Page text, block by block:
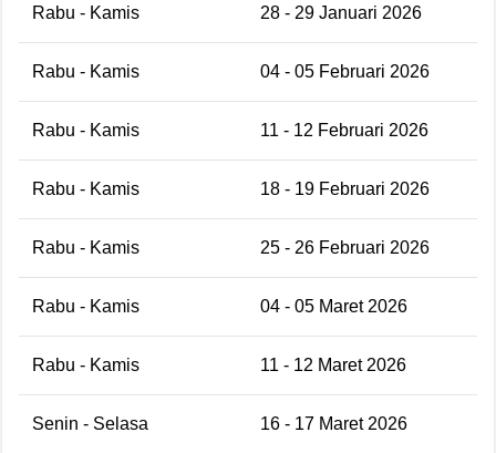
Rabu - Kamis 28 - 29 Januari 2026
Rabu - Kamis 04 - 05 Februari 2026
Rabu - Kamis 11 - 12 Februari 2026
Rabu - Kamis 18 - 19 Februari 2026
Rabu - Kamis 25 - 26 Februari 2026
Rabu - Kamis 04 - 05 Maret 2026
Rabu - Kamis 11 - 12 Maret 2026
Senin - Selasa 16 - 17 Maret 2026